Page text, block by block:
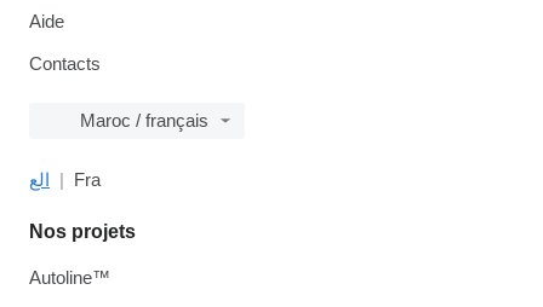
Aide
Contacts
Maroc / français
الع Fra
Nos projets
Autoline™